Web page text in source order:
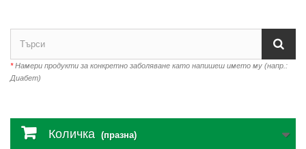
*Намери продукти за конкретно заболяване като напишеш името му (напр.:
Диабет)
Количка (празна)